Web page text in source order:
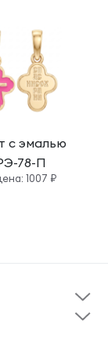
с эмалью
78-П
1007 ₽